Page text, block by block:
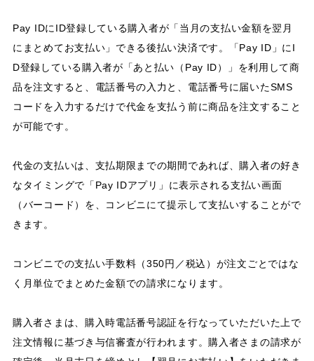
Pay IDにID登録している購入者が「当月の支払い金額を翌月
にまとめてお支払い」できる後払い決済です。「Pay ID」にI
D登録している購入者が「あと払い（Pay ID）」を利用して商
品を注文すると、電話番号の入力と、電話番号に届いたSMS
コードを入力するだけで代金を支払う前に商品を注文すること
が可能です。
代金の支払いは、支払期限までの期間であれば、購入者の好き
なタイミングで「Pay IDアプリ」に表示される支払い画面
（バーコード）を、コンビニにて提示して支払いすることがで
きます。
コンビニでの支払い手数料（350円／税込）が注文ごとではな
く月単位でまとめた金額での請求になります。
購入者さまは、購入時電話番号認証を行なっていただいた上で
注文情報に基づき与信審査が行われます。購入者さまの請求が